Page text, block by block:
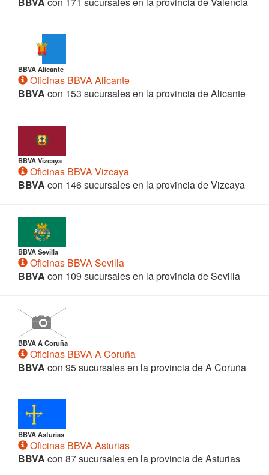
BBVA Alicante
Oficinas BBVA Alicante
BBVA con 153 sucursales en la provincia de Alicante
BBVA Vizcaya
Oficinas BBVA Vizcaya
BBVA con 146 sucursales en la provincia de Vizcaya
BBVA Sevilla
Oficinas BBVA Sevilla
BBVA con 109 sucursales en la provincia de Sevilla
BBVA A Coruña
Oficinas BBVA A Coruña
BBVA con 95 sucursales en la provincia de A Coruña
BBVA Asturias
Oficinas BBVA Asturias
BBVA con 87 sucursales en la provincia de Asturias